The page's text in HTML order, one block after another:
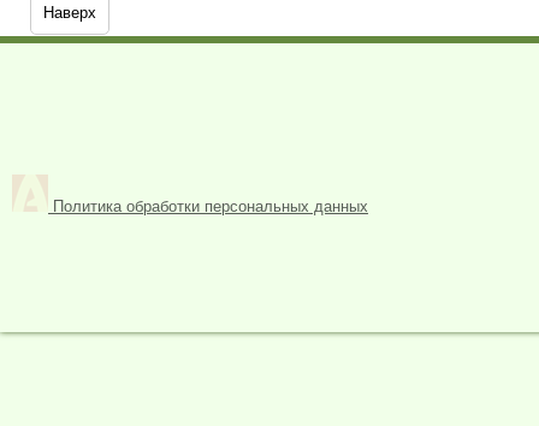
Наверх
Политика обработки персональных данных